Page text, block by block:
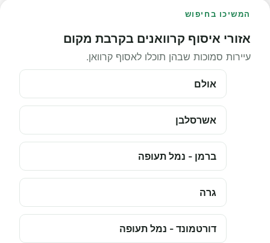
המשיכו בחיפוש
אזורי איסוף קרוואנים בקרבת מקום
עיירות סמוכות שבהן תוכלו לאסוף קרוואן.
אולם
אשרסלבן
ברמן - נמל תעופה
גרה
דורטמונד - נמל תעופה